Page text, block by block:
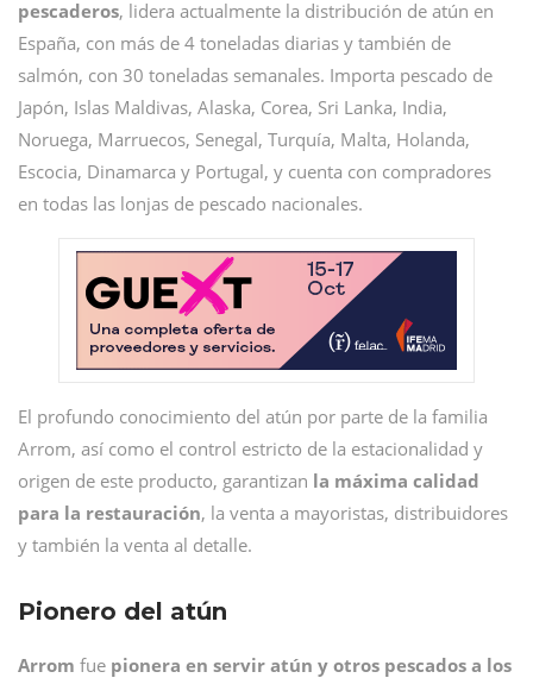
pescaderos, lidera actualmente la distribución de atún en
España, con más de 4 toneladas diarias y también de
salmón, con 30 toneladas semanales. Importa pescado de
Japón, Islas Maldivas, Alaska, Corea, Sri Lanka, India,
Noruega, Marruecos, Senegal, Turquía, Malta, Holanda,
Escocia, Dinamarca y Portugal, y cuenta con compradores
en todas las lonjas de pescado nacionales.
El profundo conocimiento del atún por parte de la familia
Arrom, así como el control estricto de la estacionalidad y
origen de este producto, garantizan la máxima calidad
para la restauración, la venta a mayoristas, distribuidores
y también la venta al detalle.
Pionero del atún
Arrom fue pionera en servir atún y otros pescados a los